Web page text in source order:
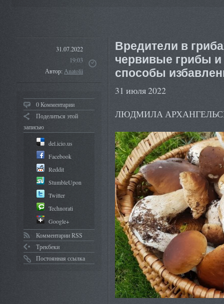
31.07.2022
19:03
Автор:Anatolii
0 Комментарии
Поделиться этой
записью
del.icio.us
Facebook
Reddit
StumbleUpon
Twitter
Technorati
Google+
Комментарии RSS
Трекбеки
Постоянная ссылка
Вредители в
червивые грибы и
способы
31 июля 2022
ЛЮДМИЛА